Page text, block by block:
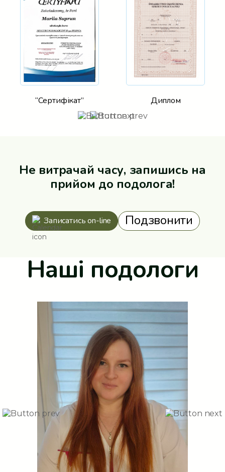
“Сертифікат” Диплом
Не витрачай часу, запишись на
прийом до подолога!
Записатись on-line Подзвонити
Наші подологи